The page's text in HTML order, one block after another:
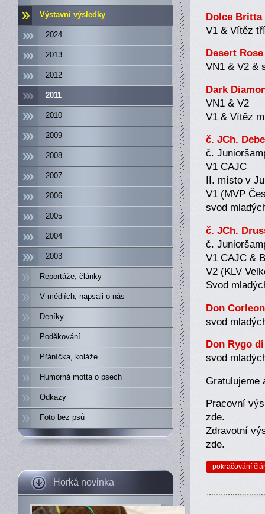
Výstavní výsledky
2024
2013
2012
2011
2010
2009
2008
2007
2006
2005
2004
2003
Reportáže, články
V médiích, napsali o nás
Deníky
Poděkování
Přáníčka, koláže
Humorná motta o psech
Odkazy
Foto bez psů
Horká novinka
Dolce
V1 & Vítěz
Desert
VN1 & V2 &
Dark
VN1 & V2
V1 & Vítěz
č. JCh.
č.
V1 CAJC
II. místo v
V1 (MVP
svod
č. JCh.
č.
V1 CAJC &
V2 (KLV
Svod
Don
svod
Don Rygo
svod
Gratulujeme
Pracovní
zde.
Zdravotní
zde.
pokračování